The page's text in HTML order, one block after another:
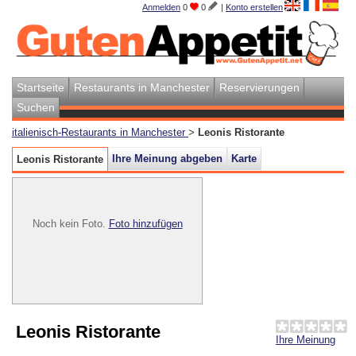
Anmelden 0 0 | Konto erstellen
Startseite Restaurants in Manchester
Reservierungen
Suchen
italienisch-Restaurants in Manchester > Leonis Ristorante
Leonis Ristorante Ihre Meinung abgeben Karte
Noch kein Foto. Foto hinzufügen
Ihre Meinung
Leonis Ristorante